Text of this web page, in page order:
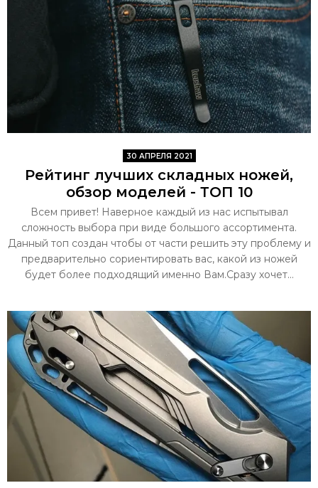
30 АПРЕЛЯ 2021
Рейтинг лучших складных ножей,
обзор моделей - ТОП 10
Всем привет! Наверное каждый из нас испытывал
сложность выбора при виде большого ассортимента.
Данный топ создан чтобы от части решить эту проблему и
предварительно сориентировать вас, какой из ножей
будет более подходящий именно Вам.Сразу хочет...